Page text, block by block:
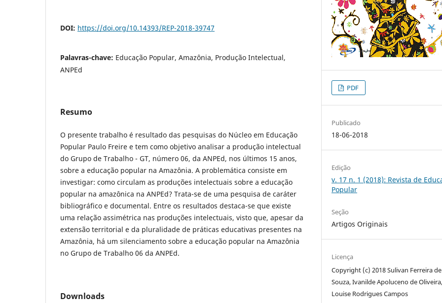
DOI: https://doi.org/10.14393/REP-2018-39747
Palavras-chave: Educação Popular, Amazônia, Produção Intelectual,
ANPEd
Resumo
O presente trabalho é resultado das pesquisas do Núcleo em Educação
Popular Paulo Freire e tem como objetivo analisar a produção intelectual
do Grupo de Trabalho - GT, número 06, da ANPEd, nos últimos 15 anos,
sobre a educação popular na Amazônia. A problemática consiste em
investigar: como circulam as produções intelectuais sobre a educação
popular na amazônica na ANPEd? Trata-se de uma pesquisa de caráter
bibliográfico e documental. Entre os resultados destaca-se que existe
uma relação assimétrica nas produções intelectuais, visto que, apesar da
extensão territorial e da pluralidade de práticas educativas presentes na
Amazônia, há um silenciamento sobre a educação popular na Amazônia
no Grupo de Trabalho 06 da ANPEd.
Downloads
PDF
Publicado
18-06-2018
Edição
v. 17 n. 1 (2018): Revista de
Popular
Seção
Artigos Originais
Licença
Copyright (c) 2018 Sulivan Ferreira de
Souza, Ivanilde Apoluceno de Oliveira,
Louise Rodrigues Campos